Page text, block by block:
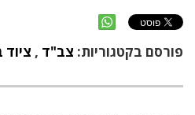
פורסם בקטגוריות: צב"ד ,